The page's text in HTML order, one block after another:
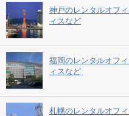
神戸のレンタルオフ
ィスなど
福岡のレンタルオフ
ィスなど
札幌のレンタルオフ